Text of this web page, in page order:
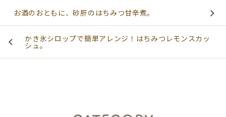
お酒のおともに、砂肝のはちみつ甘辛煮。
かき氷シロップで簡単アレンジ！はちみつレモンスカッ
シュ。